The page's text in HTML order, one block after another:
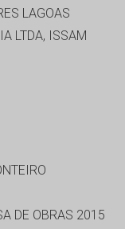
LAGOAS
LTDA, ISSAM
DE OBRAS 2015